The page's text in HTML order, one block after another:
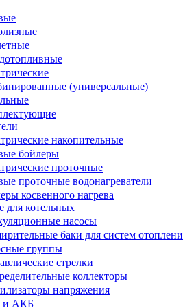
(универсальные)
накопительные
бойлеры
проточные
проточные водонагреватели
косвенного нагрева
для котельных
насосы
баки для систем
группы
стрелки
коллекторы
напряжения
АКБ